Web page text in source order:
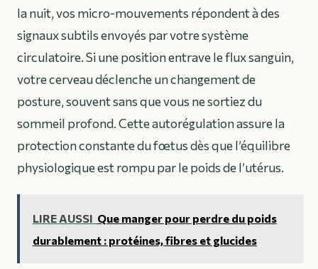
la nuit, vos micro-mouvements répondent à des
signaux subtils envoyés par votre système
circulatoire. Si une position entrave le flux sanguin,
votre cerveau déclenche un changement de
posture, souvent sans que vous ne sortiez du
sommeil profond. Cette autorégulation assure la
protection constante du fœtus dès que l’équilibre
physiologique est rompu par le poids de l’utérus.
LIRE AUSSI Que manger pour perdre du poids
durablement : protéines, fibres et glucides